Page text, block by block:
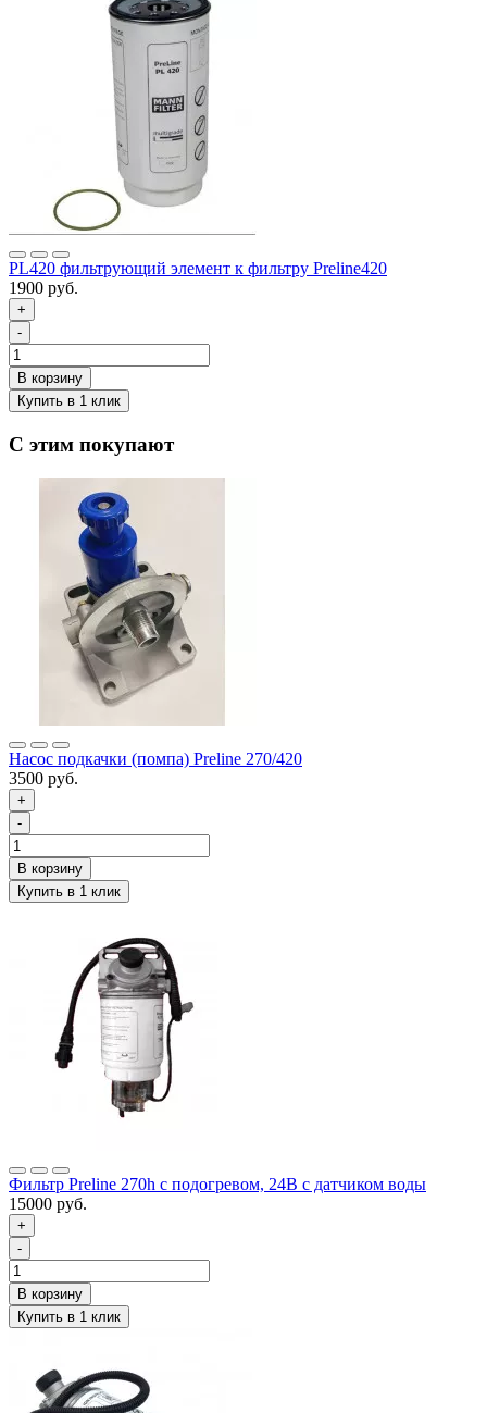
PL420 фильтрующий элемент к фильтру Preline420
1900 руб.
+
-
С этим покупают
Насос подкачки (помпа) Preline 270/420
3500 руб.
+
-
Фильтр Preline 270h с подогревом, 24В с датчиком воды
15000 руб.
+
-